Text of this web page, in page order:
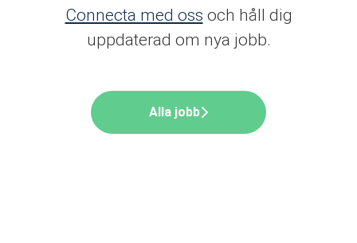
Connecta med oss och håll dig
uppdaterad om nya jobb.
Alla jobb